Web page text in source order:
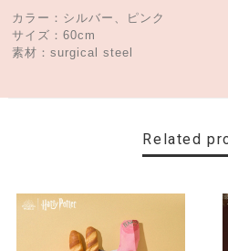
カラー：シルバー、ピンク
サイズ：60cm
素材：surgical steel
Related